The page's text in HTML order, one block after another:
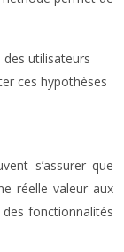
utilisateurs
ces hypothèses
s’assurer que
réelle valeur aux
fonctionnalités